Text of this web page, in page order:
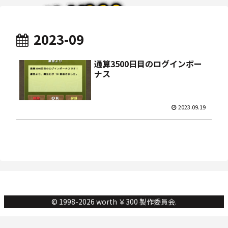
2023-09
通算3500日目のログインボー
ナス
2023.09.19
© 1998-2026 worth ￥300 製作委員会.